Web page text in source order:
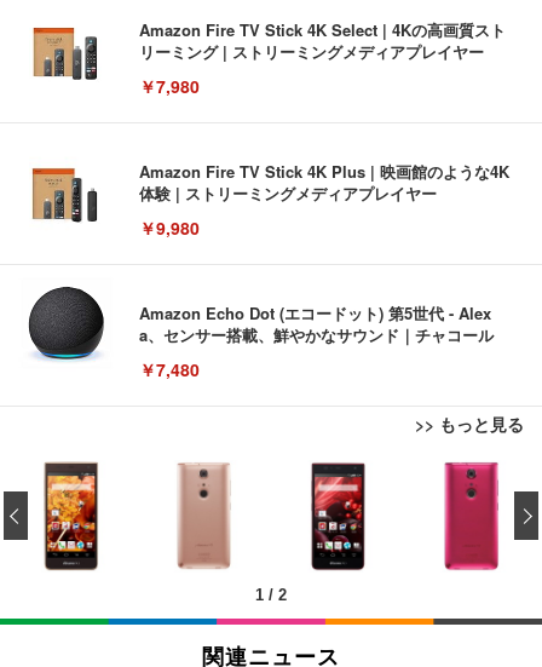
Amazon Fire TV Stick 4K Select | 4Kの高画質スト
リーミング | ストリーミングメディアプレイヤー
￥7,980
Amazon Fire TV Stick 4K Plus | 映画館のような4K
体験 | ストリーミングメディアプレイヤー
￥9,980
Amazon Echo Dot (エコードット) 第5世代 - Alex
a、センサー搭載、鮮やかなサウンド｜チャコール
￥7,480
>> もっと見る
[EdoErgo] オフィスチェア 椅子 テレワーク 疲れな
い 跳ね上げ式アームレスト コンパクト 約105度ロッ
キング pc 事務椅子 360度回転 座面昇降 強化ナイロ
ン樹脂ベース 通気性メッシュ 在宅ワーク H-WY01
(黒網+黒枠+黒足)
￥5,699
SIHOO B100 オフィスチェア／デスクチェア メッシ
ュチェア 人間工学 疲れない ブラック
EIZO ビジネス向けプレミアムモニター | FlexScan
EV3240X-WT | 31.5型4K UHD・USB Type-C・ホワ
￥105,595
EIZO ビジネス向けプレミアムモニター | FlexScan
Amazonベーシック ペットシーツ 薄型 レギュラー 1
回使い捨て 無香料 ホワイト 300枚
￥3,373
Amazonベーシック ペットシーツ 厚型 ワイド 42枚
x2袋(84枚) ホワイト(吸収面:ライトブルー)
1 / 2
‹
関連ニュース